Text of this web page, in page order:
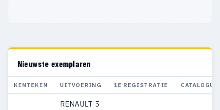
Nieuwste exemplaren
KENTEKEN UITVOERING 1E REGISTRATIE
RENAULT 5